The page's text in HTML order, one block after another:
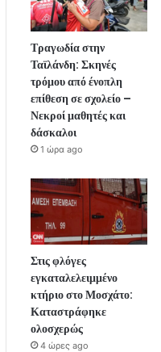
Τραγωδία στην
Ταϊλάνδη: Σκηνές
τρόμου από ένοπλη
επίθεση σε σχολείο –
Νεκροί μαθητές και
δάσκαλοι
1 ώρα ago
Στις φλόγες
εγκαταλελειμμένο
κτήριο στο Μοσχάτο:
Καταστράφηκε
ολοσχερώς
4 ώρες ago